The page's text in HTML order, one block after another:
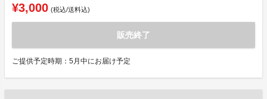
¥3,000 (税込/送料込)
販売終了
ご提供予定時期：5月中にお届け予定